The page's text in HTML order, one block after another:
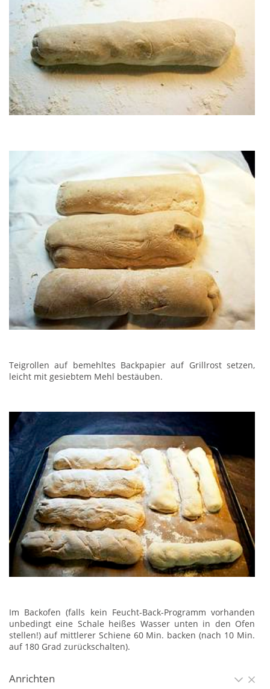
Teigrollen auf bemehltes Backpapier auf Grillrost setzen,
leicht mit gesiebtem Mehl bestäuben.
Im Backofen (falls kein Feucht-Back-Programm vorhanden
unbedingt eine Schale heißes Wasser unten in den Ofen
stellen!) auf mittlerer Schiene 60 Min. backen (nach 10 Min.
auf 180 Grad zurückschalten).
Anrichten